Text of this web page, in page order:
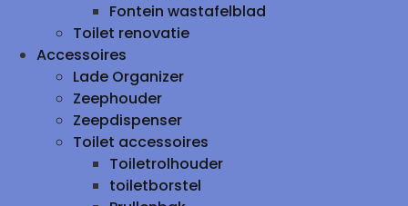
Fontein wastafelblad
Toilet renovatie
Accessoires
Lade Organizer
Zeephouder
Zeepdispenser
Toilet accessoires
Toiletrolhouder
toiletborstel